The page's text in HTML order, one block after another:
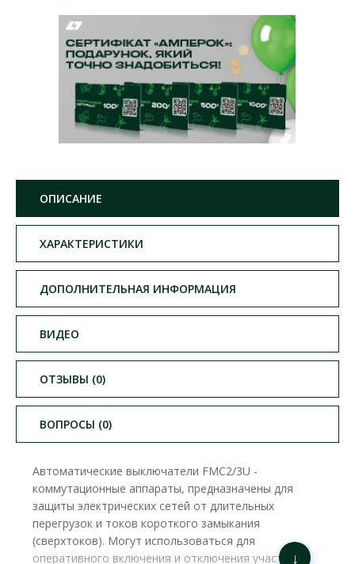
ОПИСАНИЕ
ХАРАКТЕРИСТИКИ
ДОПОЛНИТЕЛЬНАЯ ИНФОРМАЦИЯ
ВИДЕО
ОТЗЫВЫ (0)
ВОПРОСЫ (0)
Автоматические выключатели FMC2/3U -
коммутационные аппараты, предназначены для
защиты электрических сетей от длительных
перегрузок и токов короткого замыкания
(сверхтоков). Могут использоваться для
оперативного включения и отключения участков
↓